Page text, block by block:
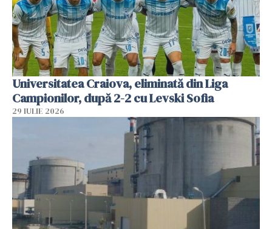
Universitatea Craiova, eliminată din Liga
Campionilor, după 2-2 cu Levski Sofia
29 IULIE 2026